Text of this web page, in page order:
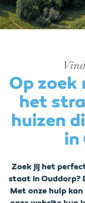
Op zoek
het
huizen
in
Zoek jij het
staat in Ouddorp?
Met onze hulp